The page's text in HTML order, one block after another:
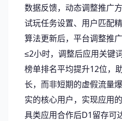
数据反馈，动态调整推广
试玩任务设置、用户匹配
算法更新后，平台调整推
≤2小时，调整后应用关键
榜单排名平均提升12位，
长，而非短期的虚假流量
实的核心用户，实现应用
具类应用合作后D1留存可